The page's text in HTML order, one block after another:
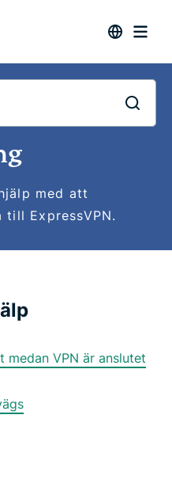
med att
ExpressVPN.
medan VPN är anslutet